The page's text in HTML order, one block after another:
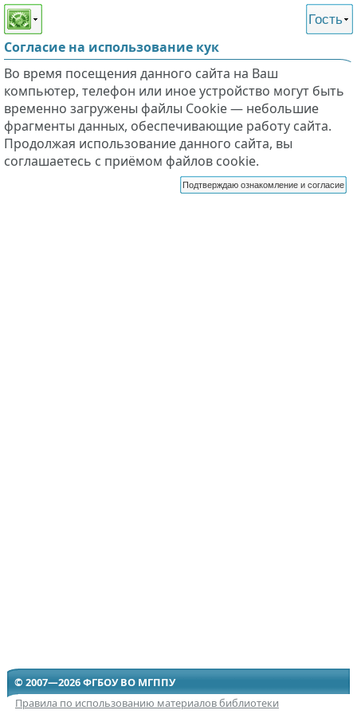
Этот сайт поддерживает
слабовидящих
Гость
Согласие на использование кук
Во время посещения данного сайта на Ваш
компьютер, телефон или иное устройство могут быть
временно загружены файлы Cookie — небольшие
фрагменты данных, обеспечивающие работу сайта.
Продолжая использование данного сайта, вы
соглашаетесь с приёмом файлов cookie.
Подтверждаю ознакомление и согласие
© 2007—2026 ФГБОУ ВО МГППУ
Правила по использованию материалов библиотеки